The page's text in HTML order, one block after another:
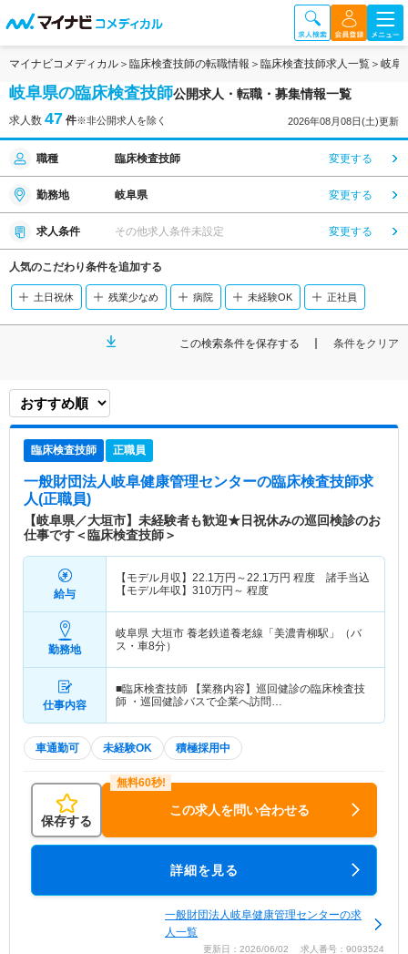
マイナビコメディカル 臨床検査技師の転職情報 臨床検査技師求人一覧 岐阜
岐阜県の臨床検査技師公開求人・転職・募集情報一覧
求人数 47 件※非公開求人を除く 2026年08月08日(土)更新
職種 臨床検査技師 変更する
勤務地 岐阜県 変更する
求人条件 その他求人条件未設定 変更する
人気のこだわり条件を追加する
土日祝休 残業少なめ 病院 未経験OK 正社員
この検索条件を保存する 条件をクリア
臨床検査技師 正職員
一般財団法人岐阜健康管理センターの臨床検査技師求
人(正職員)
【岐阜県／大垣市】未経験者も歓迎★日祝休みの巡回検診のお
仕事です＜臨床検査技師＞
給与
【モデル月収】 22.1万円～22.1万円 程度 諸手当込
【モデル年収】 310万円～ 程度
勤務地
岐阜県 大垣市 養老鉄道養老線「美濃青柳駅」（バ
ス・車8分）
仕事内容
■臨床検査技師 【業務内容】巡回健診の臨床検査技
師 ・巡回健診バスで企業へ訪問…
車通勤可 未経験OK 積極採用中
保存する
この求人を問い合わせる
詳細を見る
一般財団法人岐阜健康管理センターの求
人一覧
更新日：2026/06/02 求人番号：9093524